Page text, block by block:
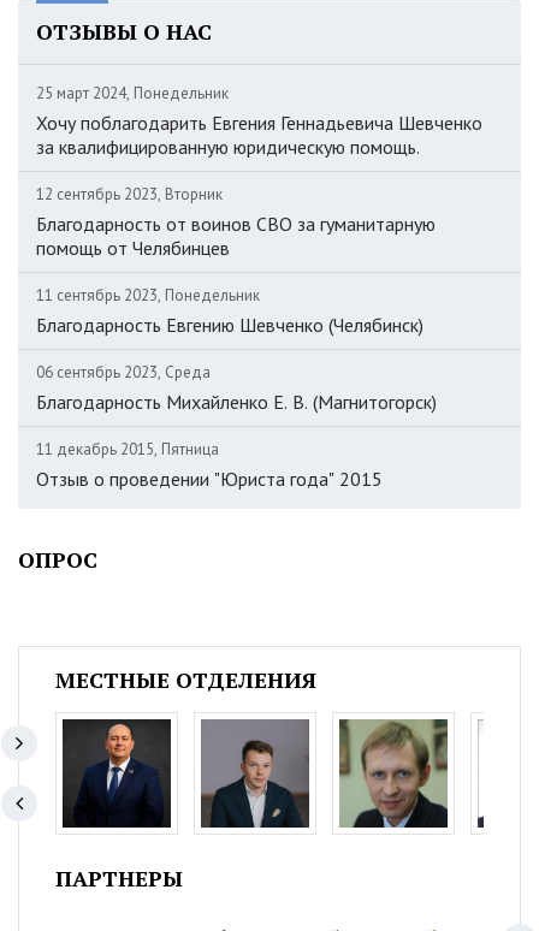
ОТЗЫВЫ О НАС
25 март 2024, Понедельник
Хочу поблагодарить Евгения Геннадьевича Шевченко
за квалифицированную юридическую помощь.
12 сентябрь 2023, Вторник
Благодарность от воинов СВО за гуманитарную
помощь от Челябинцев
11 сентябрь 2023, Понедельник
Благодарность Евгению Шевченко (Челябинск)
06 сентябрь 2023, Среда
Благодарность Михайленко Е. В. (Магнитогорск)
11 декабрь 2015, Пятница
Отзыв о проведении "Юриста года" 2015
ОПРОС
МЕСТНЫЕ ОТДЕЛЕНИЯ
ПАРТНЕРЫ